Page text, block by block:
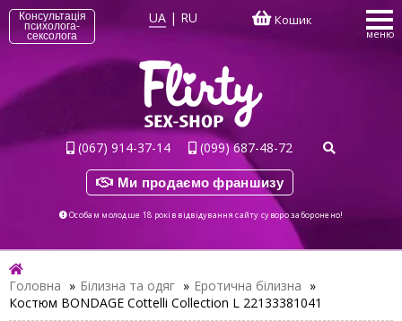
Консультація
психолога-
сексолога
UA | RU Кошик
меню
(067) 914-37-14 (099) 687-48-72
Ми продаємо франшизу
Особам молодше 18 років відвідування сайту суворо заборонено!
Головна » Білизна та одяг » Еротична білизна »
Костюм BONDAGE Cottelli Collection L 22133381041